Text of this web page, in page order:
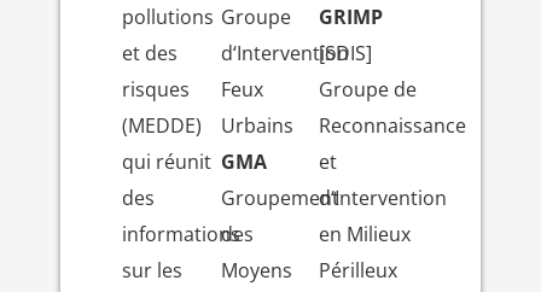
pollutions
et des
risques
(MEDDE)
qui réunit
des
informations
sur les
Groupe
d‘Intervention
Feux
Urbains
GMA
Groupement
des
Moyens
GRIMP
[SDIS]
Groupe de
Reconnaissance
et
d‘Intervention
en Milieux
Périlleux